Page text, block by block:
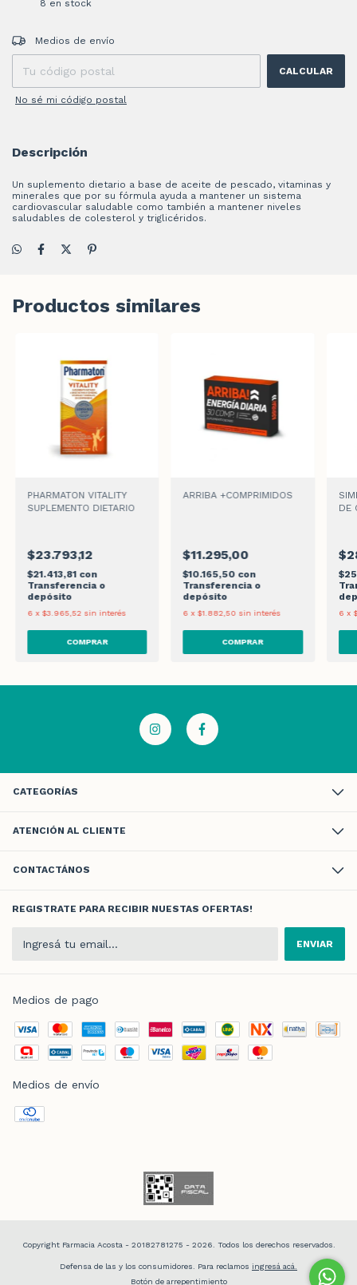
8 en stock
Entregas para el CP:
Medios de envío
CALCULAR
No sé mi código postal
Descripción
Un suplemento dietario a base de aceite de pescado, vitaminas y
minerales que por su fórmula ayuda a mantener un sistema
cardiovascular saludable como también a mantener niveles
saludables de colesterol y triglicéridos.
Productos similares
PHARMATON VITALITY
SUPLEMENTO DIETARIO
$23.793,12
$21.413,81 con
Transferencia o
depósito
6 x $3.965,52 sin interés
ARRIBA +COMPRIMIDOS
$11.295,00
$10.165,50 con
Transferencia o
depósito
6 x $1.882,50 sin interés
DE
6 x
CATEGORÍAS
ATENCIÓN AL CLIENTE
CONTACTÁNOS
REGISTRATE PARA RECIBIR NUESTAS OFERTAS!
Medios de pago
Medios de envío
Copyright Farmacia Acosta - 20182781275 - 2026. Todos los derechos reservados.
Defensa de las y los consumidores. Para reclamos ingresá acá.
Botón de arrepentimiento